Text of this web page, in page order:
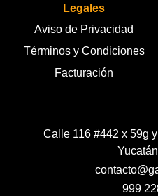
Legales
Aviso de Privacidad
Términos y Condiciones
Facturación
Calle 116 #442 x 59g
999